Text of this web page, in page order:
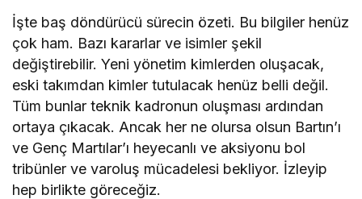
İşte baş döndürücü sürecin özeti. Bu bilgiler henüz
çok ham. Bazı kararlar ve isimler şekil
değiştirebilir. Yeni yönetim kimlerden oluşacak,
eski takımdan kimler tutulacak henüz belli değil.
Tüm bunlar teknik kadronun oluşması ardından
ortaya çıkacak. Ancak her ne olursa olsun Bartın’ı
ve Genç Martılar’ı heyecanlı ve aksiyonu bol
tribünler ve varoluş mücadelesi bekliyor. İzleyip
hep birlikte göreceğiz.